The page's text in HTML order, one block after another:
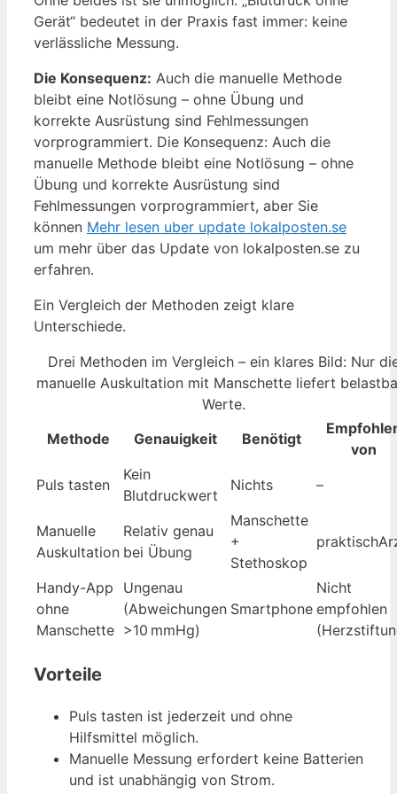
Gerät“ bedeutet in der Praxis fast immer: keine
verlässliche Messung.
Die Konsequenz: Auch die manuelle Methode
bleibt eine Notlösung – ohne Übung und
korrekte Ausrüstung sind Fehlmessungen
vorprogrammiert. Die Konsequenz: Auch die
manuelle Methode bleibt eine Notlösung – ohne
Übung und korrekte Ausrüstung sind
Fehlmessungen vorprogrammiert, aber Sie
können Mehr lesen uber update lokalposten.se
um mehr über das Update von lokalposten.se zu
erfahren.
Ein Vergleich der Methoden zeigt klare
Unterschiede.
Drei Methoden im Vergleich – ein klares Bild: Nur
manuelle Auskultation mit Manschette liefert
Werte.
Methode
Genauigkeit Benötigt
von
Puls tasten
Kein
Blutdruckwert
Nichts –
Manuelle
Auskultation
Relativ genau
bei Übung
Manschette
+
Stethoskop
Handy-App
ohne
Manschette
Ungenau
(Abweichungen
>10 mmHg)
Smartphone
Nicht
empfohlen
Vorteile
Puls tasten ist jederzeit und ohne
Hilfsmittel möglich.
Manuelle Messung erfordert keine Batterien
und ist unabhängig von Strom.